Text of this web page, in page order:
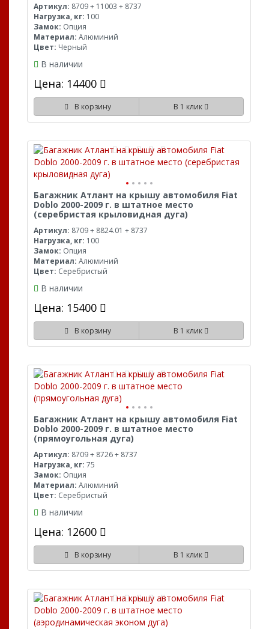
Артикул: 8709 + 11003 + 8737
Нагрузка, кг: 100
Замок: Опция
Материал: Алюминий
Цвет: Черный
В наличии
Цена: 14400
В корзину В 1 клик
Багажник Атлант на крышу автомобиля Fiat
Doblo 2000-2009 г. в штатное место
(серебристая крыловидная дуга)
Артикул: 8709 + 8824.01 + 8737
Нагрузка, кг: 100
Замок: Опция
Материал: Алюминий
Цвет: Серебристый
В наличии
Цена: 15400
В корзину В 1 клик
Багажник Атлант на крышу автомобиля Fiat
Doblo 2000-2009 г. в штатное место
(прямоугольная дуга)
Артикул: 8709 + 8726 + 8737
Нагрузка, кг: 75
Замок: Опция
Материал: Алюминий
Цвет: Серебристый
В наличии
Цена: 12600
В корзину В 1 клик